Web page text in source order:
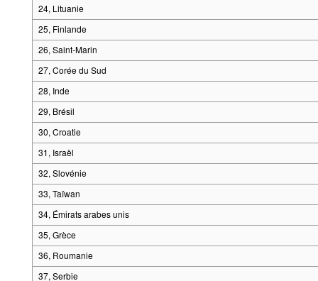
24, Lituanie
25, Finlande
26, Saint-Marin
27, Corée du Sud
28, Inde
29, Brésil
30, Croatie
31, Israël
32, Slovénie
33, Taïwan
34, Émirats arabes unis
35, Grèce
36, Roumanie
37, Serbie